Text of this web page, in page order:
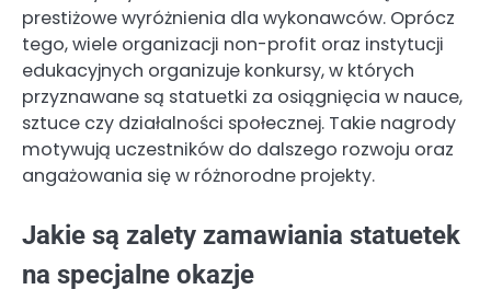
prestiżowe wyróżnienia dla wykonawców. Oprócz
tego, wiele organizacji non-profit oraz instytucji
edukacyjnych organizuje konkursy, w których
przyznawane są statuetki za osiągnięcia w nauce,
sztuce czy działalności społecznej. Takie nagrody
motywują uczestników do dalszego rozwoju oraz
angażowania się w różnorodne projekty.
Jakie są zalety zamawiania statuetek
na specjalne okazje